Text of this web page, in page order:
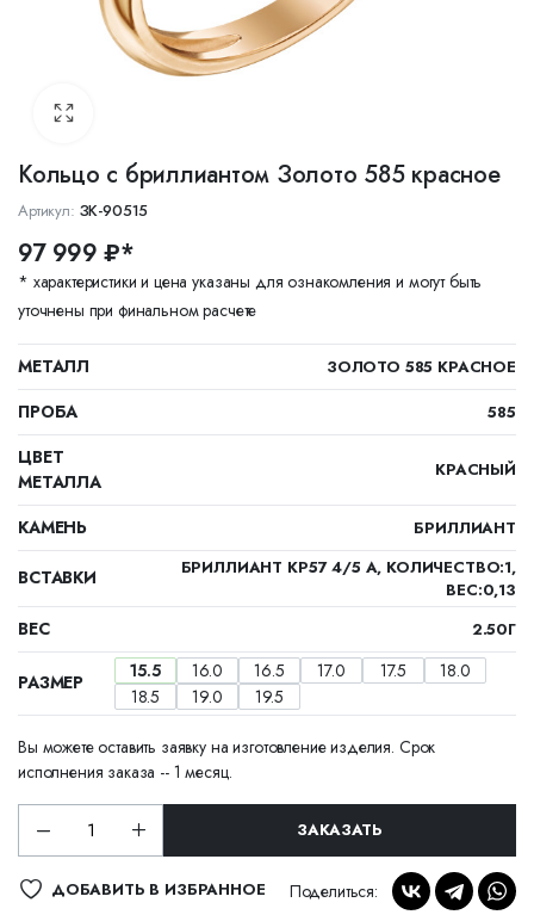
Кольцо с бриллиантом Золото 585 красное
Артикул: ЗК-90515
97 999 ₽*
* характеристики и цена указаны для ознакомления и могут быть
уточнены при финальном расчете
МЕТАЛЛ ЗОЛОТО 585 КРАСНОЕ
ПРОБА 585
ЦВЕТ
МЕТАЛЛА
КРАСНЫЙ
КАМЕНЬ БРИЛЛИАНТ
ВСТАВКИ
БРИЛЛИАНТ КР57 4/5 А, КОЛИЧЕСТВО:1,
ВЕС:0,13
ВЕС 2.50Г
РАЗМЕР 15.5 16.0 16.5 17.0 17.5
18.0
18.5
19.0 19.5
Вы можете оставить заявку на изготовление изделия. Срок
исполнения заказа -- 1 месяц.
ЗАКАЗАТЬ
ДОБАВИТЬ В ИЗБРАННОЕ Поделиться: